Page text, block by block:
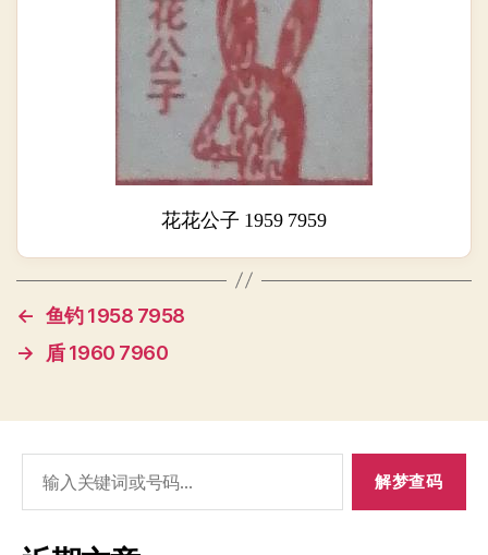
花花公子 1959 7959
← 鱼钓 1958 7958
→
盾 1960 7960
索：